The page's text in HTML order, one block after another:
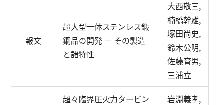
報文
超大型一体ステンレス鍛
鋼品の開発 － その製造
と諸特性
大西敬三,
楠橋幹雄,
塚田尚史,
鈴木公明,
佐藤育男,
三浦立
超々臨界圧火力タービン
岩淵義孝,